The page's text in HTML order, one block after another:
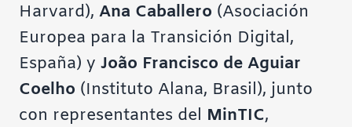
Harvard), Ana Caballero (Asociación
Europea para la Transición Digital,
España) y João Francisco de Aguiar
Coelho (Instituto Alana, Brasil), junto
con representantes del MinTIC,